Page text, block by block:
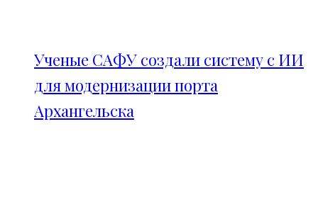
Ученые САФУ создали систему с ИИ
для модернизации порта
Архангельска